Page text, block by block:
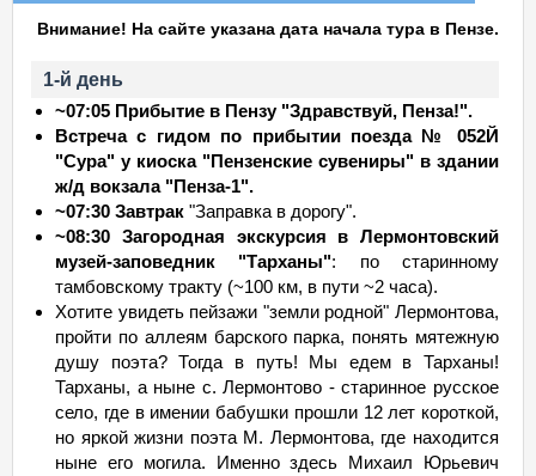
Внимание! На сайте указана дата начала тура в Пензе.
1-й день
~07:05 Прибытие в Пензу "Здравствуй, Пенза!".
Встреча с гидом по прибытии поезда № 052Й
"Сура" у киоска "Пензенские сувениры" в здании
ж/д вокзала "Пенза-1".
~07:30 Завтрак "Заправка в дорогу".
~08:30 Загородная экскурсия в Лермонтовский
музей-заповедник "Тарханы": по старинному
тамбовскому тракту (~100 км, в пути ~2 часа).
Хотите увидеть пейзажи "земли родной" Лермонтова,
пройти по аллеям барского парка, понять мятежную
душу поэта? Тогда в путь! Мы едем в Тарханы!
Тарханы, а ныне с. Лермонтово - старинное русское
село, где в имении бабушки прошли 12 лет короткой,
но яркой жизни поэта М. Лермонтова, где находится
ныне его могила. Именно здесь Михаил Юрьевич